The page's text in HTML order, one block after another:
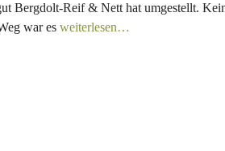
Bergdolt-Reif & Nett hat umgestellt.
war es weiterlesen…